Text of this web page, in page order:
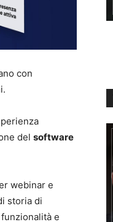
con
del software
webinar e
storia di
e